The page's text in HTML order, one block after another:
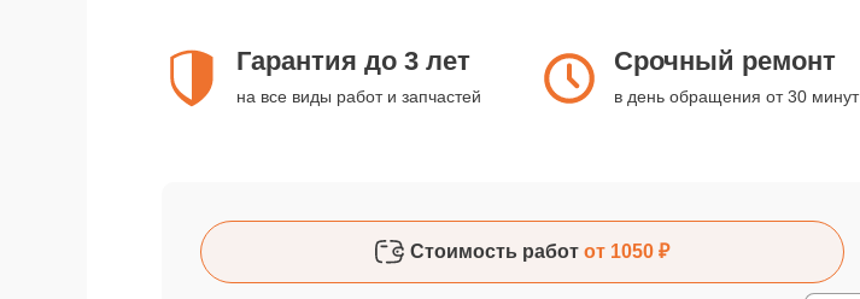
Гарантия до 3 лет
на все виды работ и запчастей
Срочный ремонт
в день обращения от 30 минут
Стоимость работ от 1050 ₽